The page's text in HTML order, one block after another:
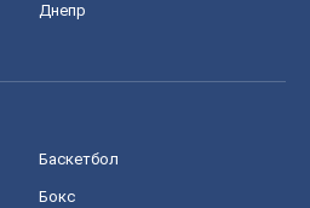
Днепр
Баскетбол
Бокс